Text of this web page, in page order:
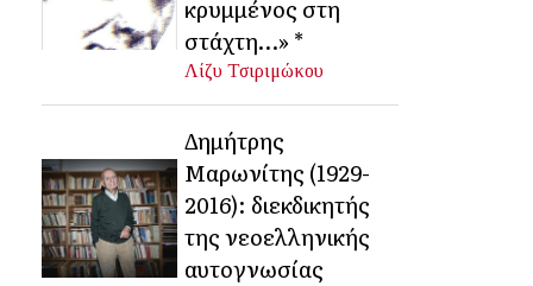
κρυμμένος στη
στάχτη…» *
Λίζυ Τσιριμώκου
Δημήτρης
Μαρωνίτης (1929-
2016): διεκδικητής
της νεοελληνικής
αυτογνωσίας